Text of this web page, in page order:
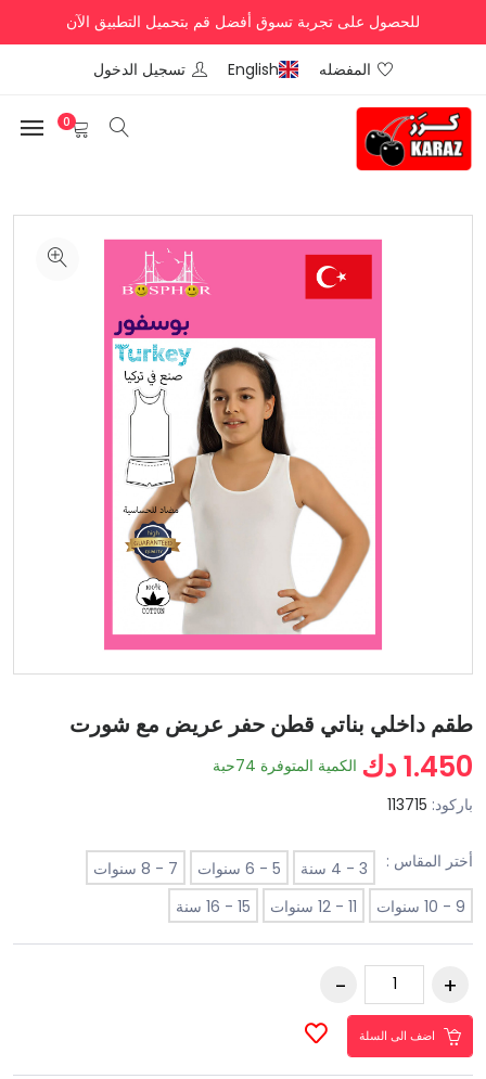
للحصول على تجربة تسوق أفضل قم بتحميل التطبيق الآن
المفضله English تسجيل الدخول
0
طقم داخلي بناتي قطن حفر عريض مع شورت
1.450 دك الكمية المتوفرة 74حبة
باركود: 113715
أختر المقاس : 3 - 4 سنة 5 - 6 سنوات
7 - 8 سنوات
9 - 10 سنوات
11 - 12 سنوات 15 - 16 سنة
اضف الى السلة